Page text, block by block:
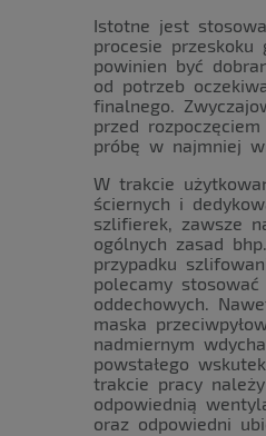
Istotne jest
procesie przeskoku
powinien być
od potrzeb
finalnego.
przed
próbę w najmniej
W trakcie
ściernych i
szlifierek, zawsze
ogólnych zasad
przypadku
polecamy
oddechowych.
maska
nadmiernym
powstałego
trakcie pracy
odpowiednią
oraz odpowiedni